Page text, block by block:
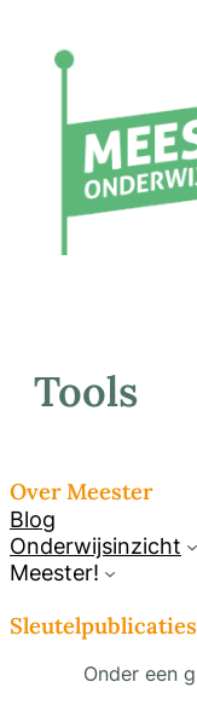
Tools
Over Meester
Blog
Onderwijsinzicht
Meester!
Sleutelpublicaties
Onder een